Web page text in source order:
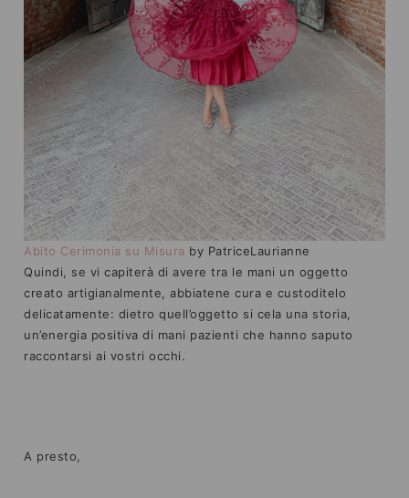
Abito Cerimonia su Misura by PatriceLaurianne
Quindi, se vi capiterà di avere tra le mani un oggetto
creato artigianalmente, abbiatene cura e custoditelo
delicatamente: dietro quell’oggetto si cela una storia,
un’energia positiva di mani pazienti che hanno saputo
raccontarsi ai vostri occhi.
A presto,